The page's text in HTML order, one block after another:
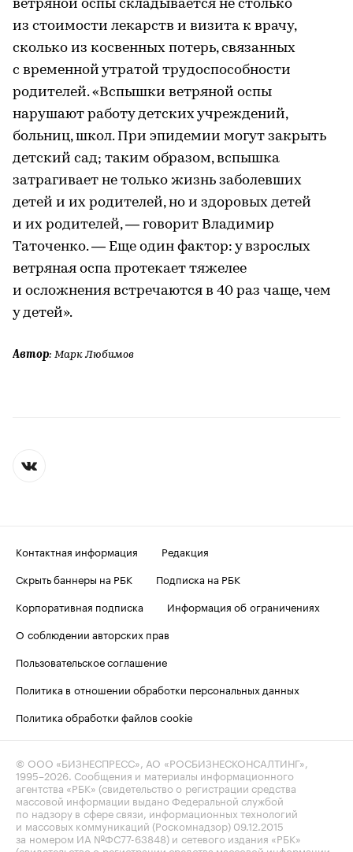
ветряной оспы складывается не столько
из стоимости лекарств и визита к врачу,
сколько из косвенных потерь, связанных
с временной утратой трудоспособности
родителей. «Вспышки ветряной оспы
нарушают работу детских учреждений,
больниц, школ. При эпидемии могут закрыть
детский сад; таким образом, вспышка
затрагивает не только жизнь заболевших
детей и их родителей, но и здоровых детей
и их родителей, — говорит Владимир
Таточенко. — Еще один фактор: у взрослых
ветряная оспа протекает тяжелее
и осложнения встречаются в 40 раз чаще, чем
у детей».
Автор: Марк Любимов
Контактная информация
Редакция
Скрыть баннеры на РБК
Подписка на РБК
Корпоративная подписка
Информация об ограничениях
О соблюдении авторских прав
Пользовательское соглашение
Политика в отношении обработки персональных данных
Политика обработки файлов cookie
© ООО «БИЗНЕСПРЕСС», АО «РОСБИЗНЕСКОНСАЛТИНГ»,
1995–2026 . Сообщения и материалы информационного
агентства «РБК» (свидетельство о регистрации средства
массовой информации выдано Федеральной службой
по надзору в сфере связи, информационных технологий
и массовых коммуникаций (Роскомнадзор) 09.12.2015
за номером ИА №ФС77-63848) и сетевого издания «РБК»